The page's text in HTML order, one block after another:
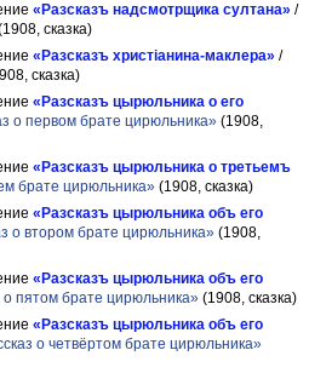
«Разсказъ надсмотрщика султана» /
сказка)
«Разсказъ христіанина-маклера» /
сказка)
«Разсказъ цырюльника о его
о первом брате цирюльника» (1908,
«Разсказъ цырюльника о третьемъ
брате цирюльника» (1908, сказка)
«Разсказъ цырюльника объ его
о втором брате цирюльника» (1908,
«Разсказъ цырюльника объ его
о пятом брате цирюльника» (1908, сказка)
«Разсказъ цырюльника объ его
о четвёртом брате цирюльника»